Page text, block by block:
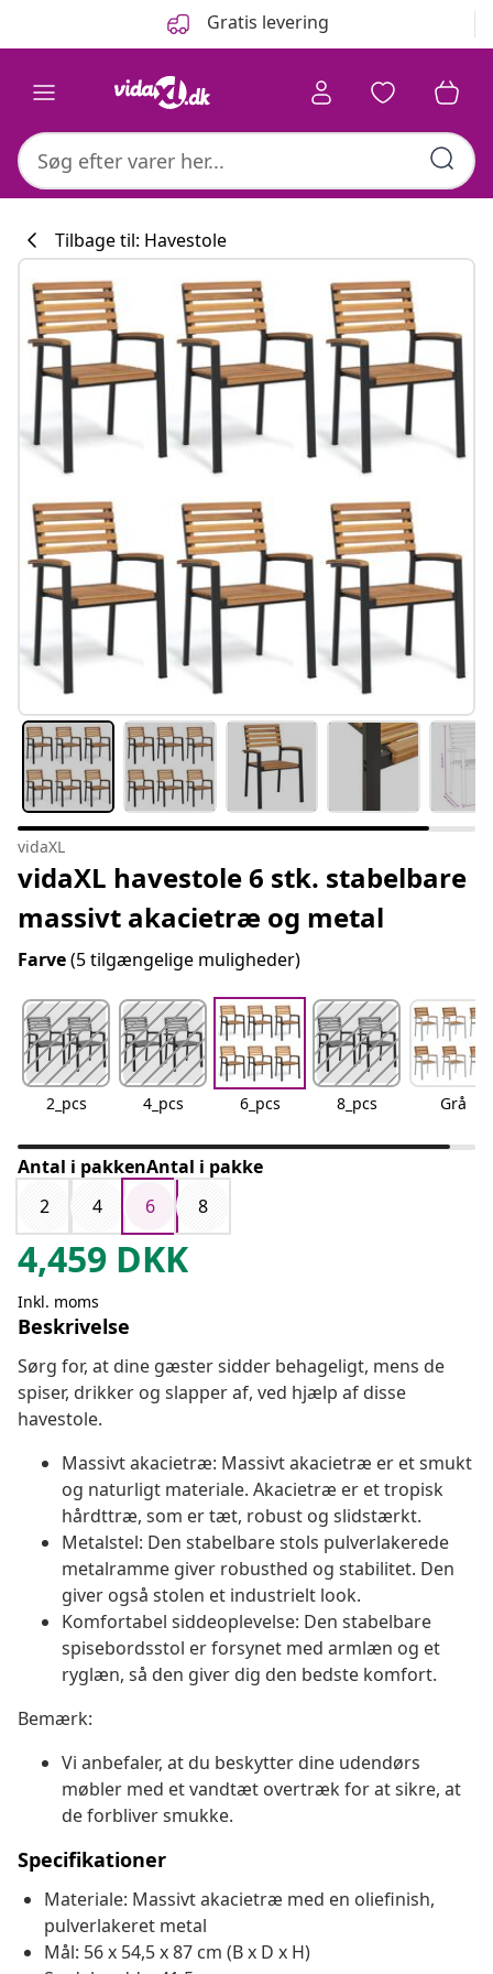
Gratis levering
#sharemevidaxl
Tilbage til: Havestole
vidaXL
vidaXL havestole 6 stk. stabelbare
massivt akacietræ og metal
Farve(5 tilgængelige muligheder)
2_pcs 4_pcs 6_pcs 8_pcs Grå
Antal i pakkenAntal i pakke
2
4 6 8
4,459 DKK
Inkl. moms
Beskrivelse
Sørg for, at dine gæster sidder behageligt, mens de
spiser, drikker og slapper af, ved hjælp af disse
havestole.
Massivt akacietræ: Massivt akacietræ er et smukt
og naturligt materiale. Akacietræ er et tropisk
hårdttræ, som er tæt, robust og slidstærkt.
Metalstel: Den stabelbare stols pulverlakerede
metalramme giver robusthed og stabilitet. Den
giver også stolen et industrielt look.
Komfortabel siddeoplevelse: Den stabelbare
spisebordsstol er forsynet med armlæn og et
ryglæn, så den giver dig den bedste komfort.
Bemærk:
Vi anbefaler, at du beskytter dine udendørs
møbler med et vandtæt overtræk for at sikre, at
de forbliver smukke.
Specifikationer
Materiale: Massivt akacietræ med en oliefinish,
pulverlakeret metal
Mål: 56 x 54,5 x 87 cm (B x D x H)